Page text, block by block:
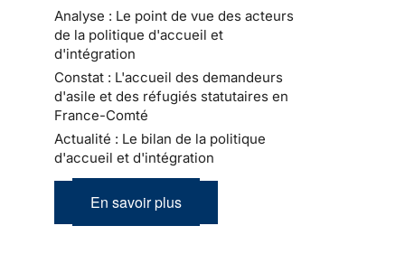
Analyse : Le point de vue des acteurs
de la politique d'accueil et
d'intégration
Constat : L'accueil des demandeurs
d'asile et des réfugiés statutaires en
France-Comté
Actualité : Le bilan de la politique
d'accueil et d'intégration
En savoir plus